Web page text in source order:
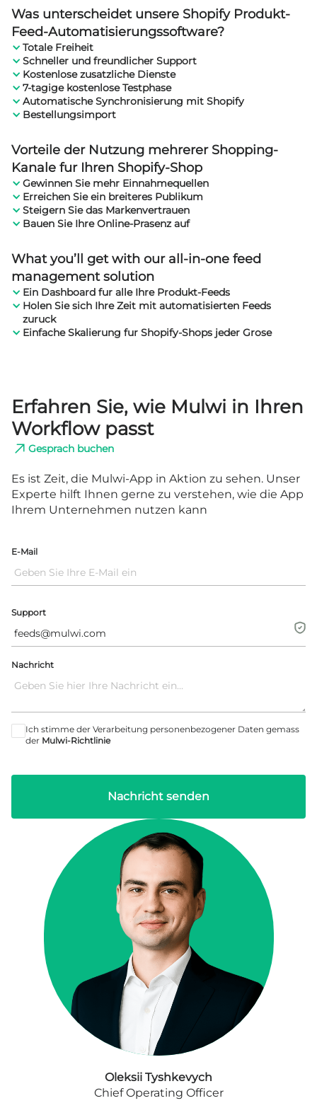
Was unterscheidet unsere Shopify Produkt-
Feed-Automatisierungssoftware?
Totale Freiheit
Schneller und freundlicher Support
Kostenlose zusatzliche Dienste
7-tagige kostenlose Testphase
Automatische Synchronisierung mit Shopify
Bestellungsimport
Vorteile der Nutzung mehrerer Shopping-
Kanale fur Ihren Shopify-Shop
Gewinnen Sie mehr Einnahmequellen
Erreichen Sie ein breiteres Publikum
Steigern Sie das Markenvertrauen
Bauen Sie Ihre Online-Prasenz auf
What you’ll get with our all-in-one feed
management solution
Ein Dashboard fur alle Ihre Produkt-Feeds
Holen Sie sich Ihre Zeit mit automatisierten Feeds
zuruck
Einfache Skalierung fur Shopify-Shops jeder Grose
Erfahren Sie, wie Mulwi in Ihren
Workflow passt
Gesprach buchen
Es ist Zeit, die Mulwi-App in Aktion zu sehen. Unser
Experte hilft Ihnen gerne zu verstehen, wie die App
Ihrem Unternehmen nutzen kann
E-Mail
Support
Nachricht
Ich stimme der Verarbeitung personenbezogener Daten gemass
der Mulwi-Richtlinie
Nachricht senden
Oleksii Tyshkevych
Chief Operating Officer